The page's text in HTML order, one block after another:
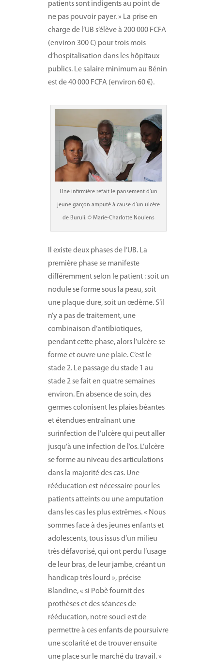
patients sont indigents au point de
ne pas pouvoir payer. » La prise en
charge de l’UB s’élève à 200 000 FCFA
(environ 300 €) pour trois mois
d’hospitalisation dans les hôpitaux
publics. Le salaire minimum au Bénin
est de 40 000 FCFA (environ 60 €).
Une infirmière refait le pansement d’un
jeune garçon amputé à cause d’un ulcère
de Buruli. © Marie-Charlotte Noulens
Il existe deux phases de l’UB. La
première phase se manifeste
différemment selon le patient : soit un
nodule se forme sous la peau, soit
une plaque dure, soit un œdème. S’il
n’y a pas de traitement, une
combinaison d’antibiotiques,
pendant cette phase, alors l’ulcère se
forme et ouvre une plaie. C’est le
stade 2. Le passage du stade 1 au
stade 2 se fait en quatre semaines
environ. En absence de soin, des
germes colonisent les plaies béantes
et étendues entraînant une
surinfection de l’ulcère qui peut aller
jusqu’à une infection de l’os. L’ulcère
se forme au niveau des articulations
dans la majorité des cas. Une
rééducation est nécessaire pour les
patients atteints ou une amputation
dans les cas les plus extrêmes. « Nous
sommes face à des jeunes enfants et
adolescents, tous issus d’un milieu
très défavorisé, qui ont perdu l’usage
de leur bras, de leur jambe, créant un
handicap très lourd », précise
Blandine, « si Pobè fournit des
prothèses et des séances de
rééducation, notre souci est de
permettre à ces enfants de poursuivre
une scolarité et de trouver ensuite
une place sur le marché du travail. »